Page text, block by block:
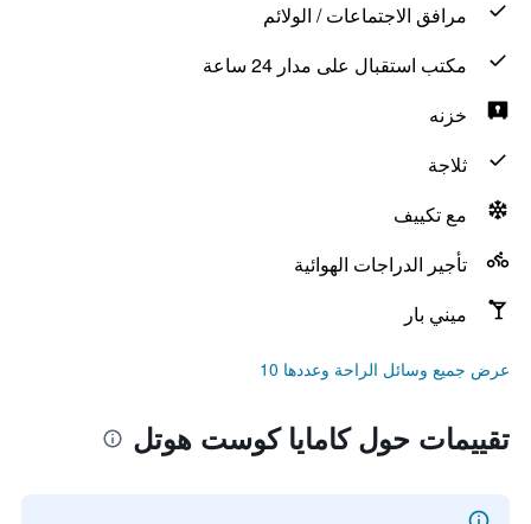
مرافق الاجتماعات / الولائم
مكتب استقبال على مدار 24 ساعة
خزنه
ثلاجة
مع تكييف
تأجير الدراجات الهوائية
ميني بار
عرض جميع وسائل الراحة وعددها 10
تقييمات حول كامايا كوست هوتل